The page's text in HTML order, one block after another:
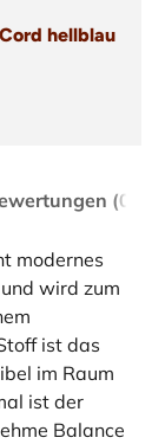
hellblau
(0)
modernes
wird zum
ist das
im Raum
ist der
Balance